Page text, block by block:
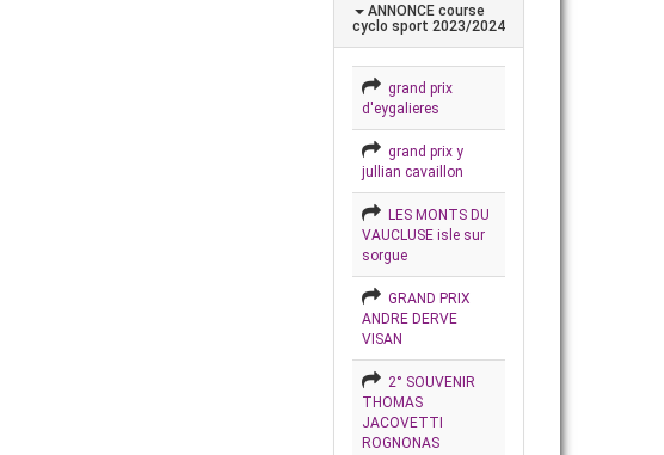
ANNONCE course
cyclo sport 2023/2024
grand prix
d'eygalieres
grand prix y
jullian cavaillon
LES MONTS DU
VAUCLUSE isle sur
sorgue
GRAND PRIX
ANDRE DERVE
VISAN
2° SOUVENIR
THOMAS
JACOVETTI
ROGNONAS